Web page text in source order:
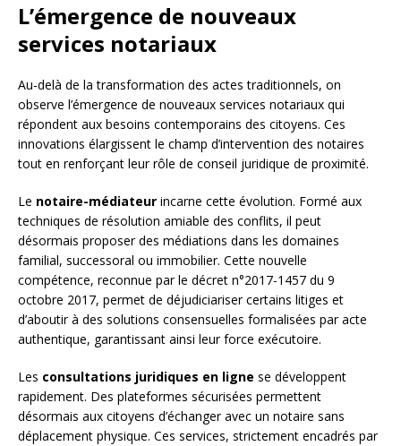
L’émergence de nouveaux
services notariaux
Au-delà de la transformation des actes traditionnels, on
observe l’émergence de nouveaux services notariaux qui
répondent aux besoins contemporains des citoyens. Ces
innovations élargissent le champ d’intervention des notaires
tout en renforçant leur rôle de conseil juridique de proximité.
Le notaire-médiateur incarne cette évolution. Formé aux
techniques de résolution amiable des conflits, il peut
désormais proposer des médiations dans les domaines
familial, successoral ou immobilier. Cette nouvelle
compétence, reconnue par le décret n°2017-1457 du 9
octobre 2017, permet de déjudiciariser certains litiges et
d’aboutir à des solutions consensuelles formalisées par acte
authentique, garantissant ainsi leur force exécutoire.
Les consultations juridiques en ligne se développent
rapidement. Des plateformes sécurisées permettent
désormais aux citoyens d’échanger avec un notaire sans
déplacement physique. Ces services, strictement encadrés par